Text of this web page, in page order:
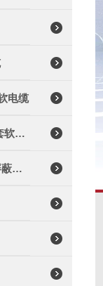
电缆
UGEFP高压屏蔽橡套软电缆
UGEFHP高压耐寒屏蔽橡套软电缆